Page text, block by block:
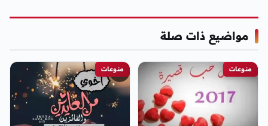
مواضيع ذات صلة
منوعات منوعات